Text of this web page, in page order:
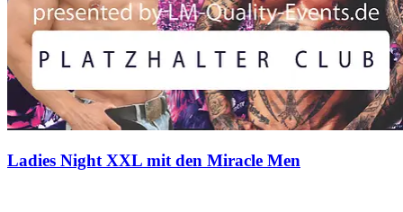
Ladies Night XXL mit den Miracle Men